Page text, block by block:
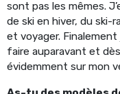
sont pas les mêmes.
de ski en hiver, du ski-
et voyager.
faire auparavant et
évidemment sur mon